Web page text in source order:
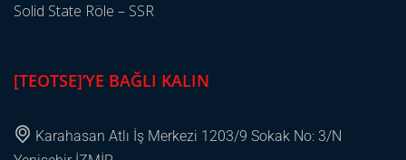
Solid State Röle – SSR
[TEOTSE]’YE BAĞLI KALIN
Karahasan Atlı İş Merkezi 1203/9 Sokak No: 3/N